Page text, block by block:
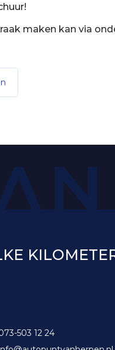
maken kan via
503 12 24